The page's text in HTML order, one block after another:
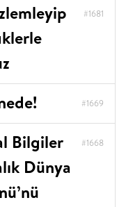
#1681
#1669
Bilgiler
Dünya
#1668